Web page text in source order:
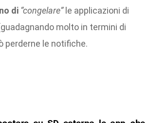
di “congelare”le applicazioni di
molto in termini di
perderne le notifiche.